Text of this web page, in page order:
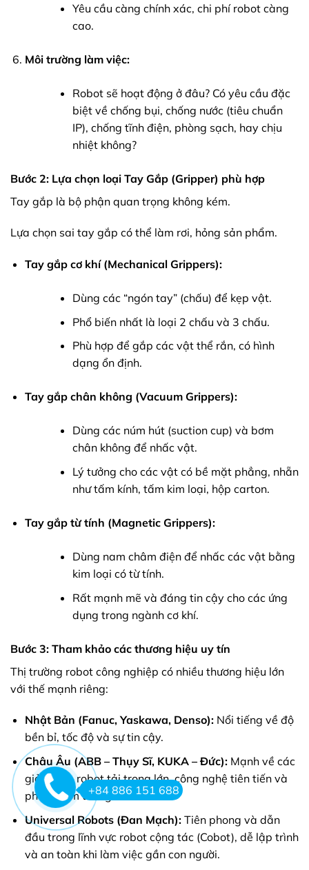
Yêu cầu càng chính xác, chi phí robot càng
cao.
Môi trường làm việc:
Robot sẽ hoạt động ở đâu? Có yêu cầu đặc
biệt về chống bụi, chống nước (tiêu chuẩn
IP), chống tĩnh điện, phòng sạch, hay chịu
nhiệt không?
Bước 2: Lựa chọn loại Tay Gắp (Gripper) phù hợp
Tay gắp là bộ phận quan trọng không kém.
Lựa chọn sai tay gắp có thể làm rơi, hỏng sản phẩm.
Tay gắp cơ khí (Mechanical Grippers):
Dùng các “ngón tay” (chấu) để kẹp vật.
Phổ biến nhất là loại 2 chấu và 3 chấu.
Phù hợp để gắp các vật thể rắn, có hình
dạng ổn định.
Tay gắp chân không (Vacuum Grippers):
Dùng các núm hút (suction cup) và bơm
chân không để nhấc vật.
Lý tưởng cho các vật có bề mặt phẳng, nhẵn
như tấm kính, tấm kim loại, hộp carton.
Tay gắp từ tính (Magnetic Grippers):
Dùng nam châm điện để nhấc các vật bằng
kim loại có từ tính.
Rất mạnh mẽ và đáng tin cậy cho các ứng
dụng trong ngành cơ khí.
Bước 3: Tham khảo các thương hiệu uy tín
Thị trường robot công nghiệp có nhiều thương hiệu lớn
với thế mạnh riêng:
Nhật Bản (Fanuc, Yaskawa, Denso):Nổi tiếng về độ
bền bỉ, tốc độ và sự tin cậy.
Châu Âu (ABB – Thụy Sĩ, KUKA – Đức):Mạnh về các
giải pháp robot tải trọng lớn, công nghệ tiên tiến và
phần mềm thông minh.
Universal Robots (Đan Mạch):Tiên phong và dẫn
đầu trong lĩnh vực robot cộng tác (Cobot), dễ lập trình
và an toàn khi làm việc gần con người.
+84 886 151 688